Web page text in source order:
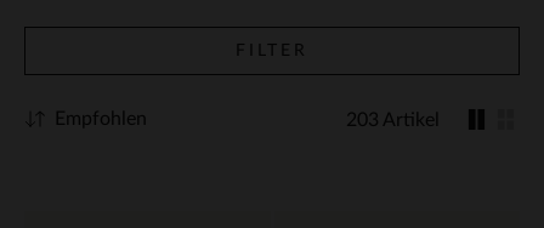
FILTER
203 Artikel
Empfohlen